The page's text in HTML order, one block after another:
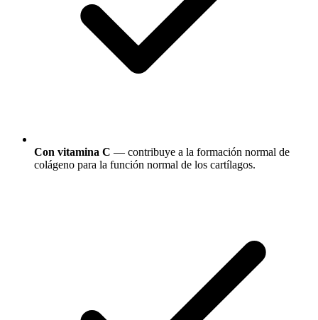
Con vitamina C — contribuye a la formación normal de
colágeno para la función normal de los cartílagos.